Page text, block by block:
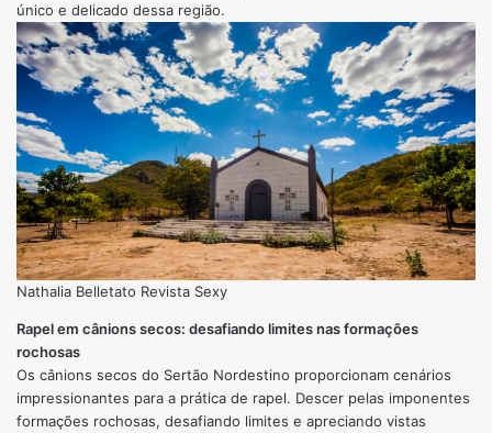
único e delicado dessa região.
Nathalia Belletato Revista Sexy
Rapel em cânions secos: desafiando limites nas formações
rochosas
Os cânions secos do Sertão Nordestino proporcionam cenários
impressionantes para a prática de rapel. Descer pelas imponentes
formações rochosas, desafiando limites e apreciando vistas